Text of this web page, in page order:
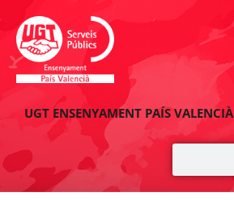
UGT ENSENYAMENT PAÍS VALENCIÀ